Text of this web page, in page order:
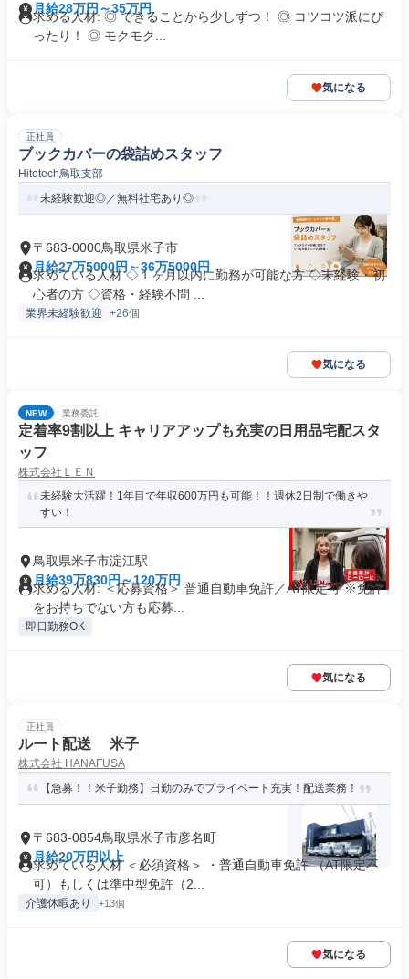
月給28万円～35万円
求める人材: ◎ できることから少しずつ！ ◎ コツコツ派にぴ
ったり！ ◎ モクモク...
気になる
正社員
ブックカバーの袋詰めスタッフ
Hitotech鳥取支部
未経験歓迎◎／無料社宅あり◎
〒683-0000鳥取県米子市
月給27万5000円～36万5000円
求めている人材 ◇１ヶ月以内に勤務が可能な方 ◇未経験・初
心者の方 ◇資格・経験不問 ...
業界未経験歓迎 +26個
気になる
NEW 業務委託
定着率9割以上 キャリアアップも充実の日用品宅配スタ
ッフ
株式会社ＬＥＮ
未経験大活躍！1年目で年収600万円も可能！！週休2日制で働きや
すい！
鳥取県米子市淀江駅
月給39万830円～120万円
求める人材: ＜応募資格＞ 普通自動車免許／AT限定可 ※免許
をお持ちでない方も応募...
即日勤務OK
気になる
正社員
ルート配送 米子
株式会社 HANAFUSA
【急募！！米子勤務】日勤のみでプライベート充実！配送業務！
〒683-0854鳥取県米子市彦名町
月給20万円以上
求めている人材 ＜必須資格＞ ・普通自動車免許 （AT限定不
可）もしくは準中型免許（2...
介護休暇あり +13個
気になる